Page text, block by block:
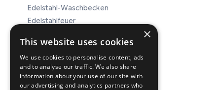
Edelstahl-Waschbecken
Edelstahlfeuer
ΕΠΙΚΟΙΝΩΝΙΑ
×
This website uses cookies
We use cookies to personalise content, ads
and to analyse our traffic. We also share
information about your use of our site with
our advertising and analytics partners who